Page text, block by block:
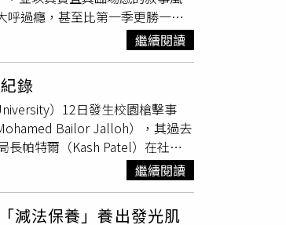
務聞名，其中最知名的成績之
界擁有極高聲望。CTWANT關
犯罪，請撥打110、113現代婦
金會諮詢專線 02-8911-5595/性
呼過癮，甚至比第一季更勝一
度。」《犯罪紀錄》由奧斯卡與
賢妻》、《傲骨之戰》庫什珍寶
）打造，探討在真相逐漸模
集會上遭刺身亡，兩位立場對
臥底行動，試圖阻止極右派在倫敦
斯汀德姆里伯恩斯（Dustin
特（Luther Ford）、《羅馬的榮
皆參與演出。原班人馬 《戰慄黑
）及 《亞瑟王》查理克里
繼續閱讀
錄
）12日發生校園槍擊事
Bailor Jalloh），其過去
長帕特爾（Kash Patel）在社群
挺身而出將其制伏，並表示學生
國民兵成員，2016年因企圖向伊
警方表示，槍擊事件發生在校園
繼續閱讀
減法保養」養出發光肌